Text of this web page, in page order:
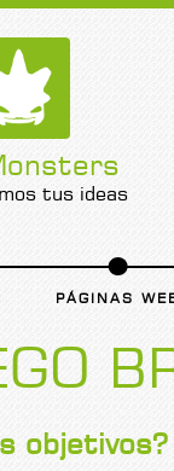
tus ideas
PÁGINAS
objetivos?